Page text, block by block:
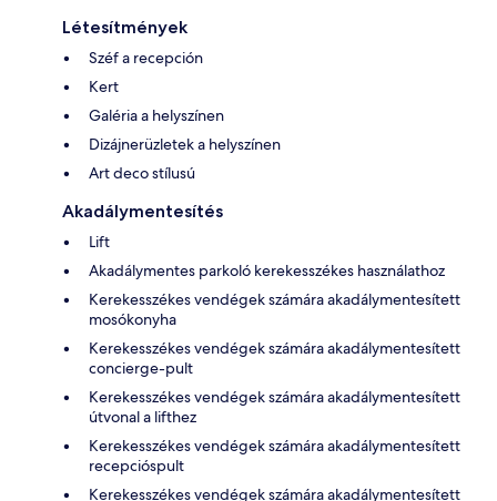
Létesítmények
Széf a recepción
Kert
Galéria a helyszínen
Dizájnerüzletek a helyszínen
Art deco stílusú
Akadálymentesítés
Lift
Akadálymentes parkoló kerekesszékes használathoz
Kerekesszékes vendégek számára akadálymentesített
mosókonyha
Kerekesszékes vendégek számára akadálymentesített
concierge-pult
Kerekesszékes vendégek számára akadálymentesített
útvonal a lifthez
Kerekesszékes vendégek számára akadálymentesített
recepcióspult
Kerekesszékes vendégek számára akadálymentesített